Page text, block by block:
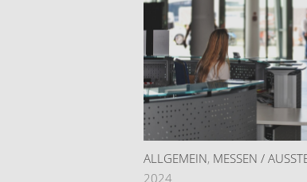
ALLGEMEIN, MESSEN /
2024